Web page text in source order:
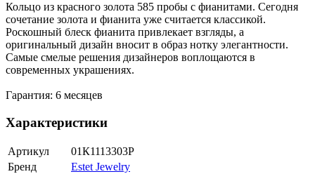
Кольцо из красного золота 585 пробы с фианитами. Сегодня
сочетание золота и фианита уже считается классикой.
Роскошный блеск фианита привлекает взгляды, а
оригинальный дизайн вносит в образ нотку элегантности.
Самые смелые решения дизайнеров воплощаются в
современных украшениях.
Гарантия: 6 месяцев
Характеристики
Артикул
01К1113303Р
Бренд
Estet Jewelry